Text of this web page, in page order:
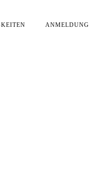
ANMELDUNG